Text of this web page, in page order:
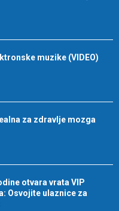
muzike (VIDEO)
za zdravlje mozga
otvara vrata VIP
Osvojite ulaznice za